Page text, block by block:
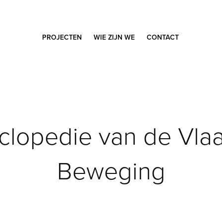
PROJECTEN WIE ZIJN WE CONTACT
van de
Beweging